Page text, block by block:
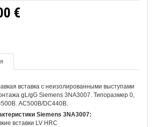
€
вставка с неизолированными выступами
gL/gG Siemens 3NA3007. Типоразмер 0,
AC500В/DC440В.
Siemens 3NA3007:
вставки LV HRC